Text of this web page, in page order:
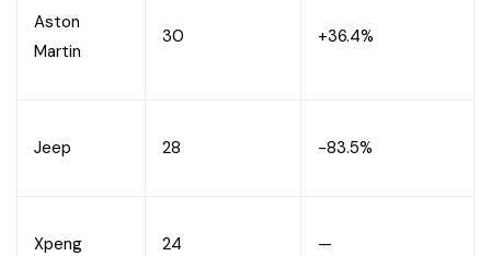
Aston
Martin
30 +36.4%
Jeep 28 -83.5%
Xpeng 24 —